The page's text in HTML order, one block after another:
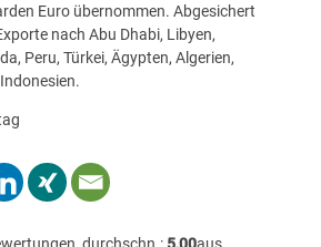
Euro übernommen. Abgesichert
nach Abu Dhabi, Libyen,
Peru, Türkei, Ägypten, Algerien,
durchschn.: 5,00aus